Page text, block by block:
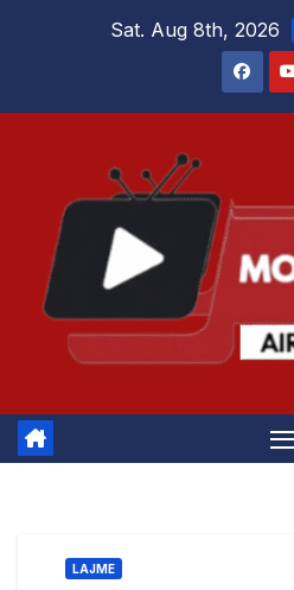
Sat. Aug 8th, 2026
LAJME